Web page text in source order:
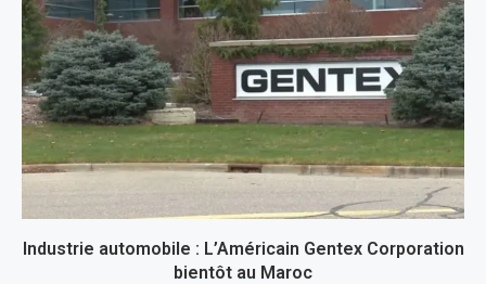
Industrie automobile : L’Américain Gentex Corporation
bientôt au Maroc